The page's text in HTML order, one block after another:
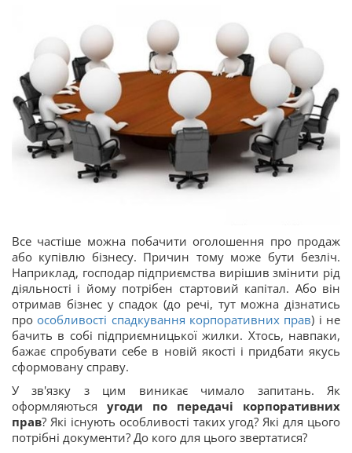
Все частіше можна побачити оголошення про продаж
або купівлю бізнесу. Причин тому може бути безліч.
Наприклад, господар підприємства вирішив змінити рід
діяльності і йому потрібен стартовий капітал. Або він
отримав бізнес у спадок (до речі, тут можна дізнатись
проособливості спадкування корпоративних прав) і не
бачить в собі підприємницької жилки. Хтось, навпаки,
бажає спробувати себе в новій якості і придбати якусь
сформовану справу.
У зв'язку з цим виникає чимало запитань. Як
оформляються угоди по передачі корпоративних
прав? Які існують особливості таких угод? Які для цього
потрібні документи? До кого для цього звертатися?